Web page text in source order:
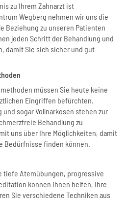
zu Ihrem Zahnarzt ist
Wegberg nehmen wir uns die
Beziehung zu unseren Patienten
jeden Schritt der Behandlung und
damit Sie sich sicher und gut
müssen Sie heute keine
Eingriffen befürchten.
sogar Vollnarkosen stehen zur
Behandlung zu
uns über Ihre Möglichkeiten, damit
Bedürfnisse finden können.
tiefe Atemübungen, progressive
können Ihnen helfen, Ihre
Sie verschiedene Techniken aus